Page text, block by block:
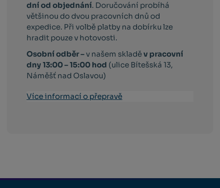
dní od objednání. Doručování probíhá
většinou do dvou pracovních dnů od
expedice. Při volbě platby na dobírku lze
hradit pouze v hotovosti.
Osobní odběr –v našem skladěv pracovní
dny 13:00 – 15:00 hod (ulice Bítešská 13,
Náměšť nad Oslavou)
Více informací o přepravě